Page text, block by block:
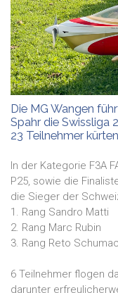
Die MG Wangen
Spahr die Swissliga
23 Teilnehmer
In der Kategorie F3A
P25, sowie die
die Sieger der
1. Rang Sandro Matti
2. Rang Marc Rubin
3. Rang Reto
6 Teilnehmer flogen
darunter